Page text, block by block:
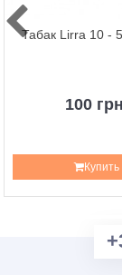
Табак Lirra 10 -
100
Купить